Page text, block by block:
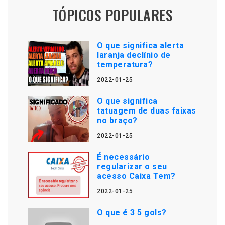
TÓPICOS POPULARES
O que significa alerta
laranja declínio de
temperatura?
2022-01-25
O que significa
tatuagem de duas faixas
no braço?
2022-01-25
É necessário
regularizar o seu
acesso Caixa Tem?
2022-01-25
O que é 3 5 gols?